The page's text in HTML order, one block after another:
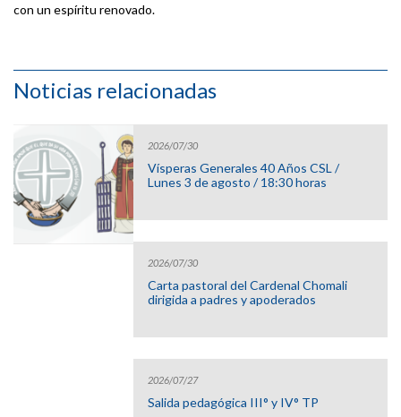
con un espíritu renovado.
Noticias relacionadas
2026/07/30
Vísperas Generales 40 Años CSL /
Lunes 3 de agosto / 18:30 horas
2026/07/30
Carta pastoral del Cardenal Chomali
dirigida a padres y apoderados
2026/07/27
Salida pedagógica III° y IV° TP